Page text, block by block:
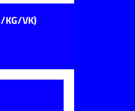
KG/VK)